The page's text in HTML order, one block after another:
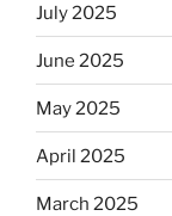
July 2025
June 2025
May 2025
April 2025
March 2025